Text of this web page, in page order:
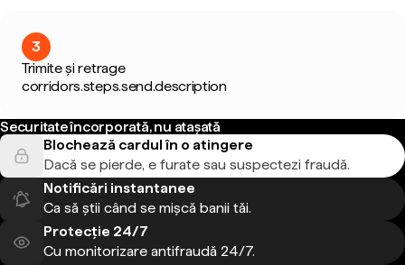
3
Trimite și retrage
corridors.steps.send.description
Securitate încorporată, nu atașată
Blochează cardul în o atingere
Dacă se pierde, e furate sau suspectezi fraudă.
Notificări instantanee
Ca să știi când se mișcă banii tăi.
Protecție 24/7
Cu monitorizare antifraudă 24/7.